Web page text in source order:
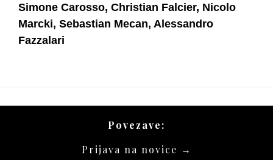
Simone Carosso, Christian Falcier, Nicolo
Marcki, Sebastian Mecan, Alessandro
Fazzalari
Povezave:
Prijava na novice →